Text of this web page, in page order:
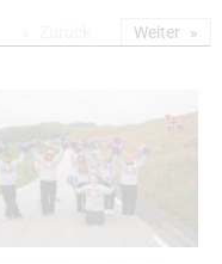
Weiter